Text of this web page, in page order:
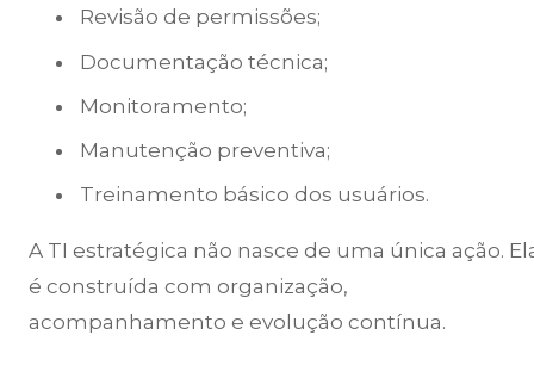
Revisão de permissões;
Documentação técnica;
Monitoramento;
Manutenção preventiva;
Treinamento básico dos usuários.
A TI estratégica não nasce de uma única ação.
é construída com organização,
acompanhamento e evolução contínua.